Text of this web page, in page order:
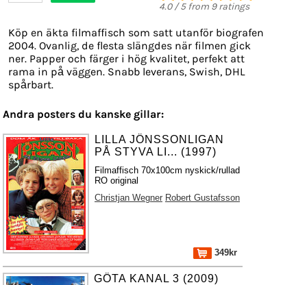
4.0/5from 9ratings
Köp en äkta filmaffisch som satt utanför biografen
2004. Ovanlig, de flesta slängdes när filmen gick
ner. Papper och färger i hög kvalitet, perfekt att
rama in på väggen. Snabb leverans, Swish, DHL
spårbart.
Andra posters du kanske gillar:
LILLA JÖNSSONLIGAN
PÅ STYVA LI... (1997)
Filmaffisch 70x100cm nyskick/rullad
RO original
Christjan Wegner Robert Gustafsson
349kr
GÖTA KANAL 3 (2009)